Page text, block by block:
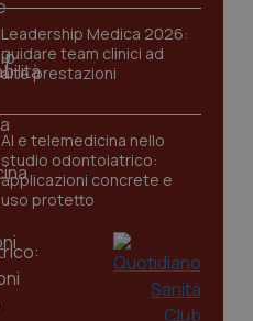
Leadership Medica 2026:
guidare team clinici ad
alte prestazioni
AI e telemedicina nello
studio odontoiatrico:
applicazioni concrete e
uso protetto